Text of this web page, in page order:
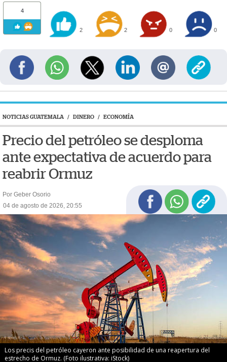
4
2 2 0 0
NOTICIAS GUATEMALA / DINERO / ECONOMÍA
Precio del petróleo se desploma
ante expectativa de acuerdo para
reabrir Ormuz
Por Geber Osorio
04 de agosto de 2026, 20:55
Los precis del petróleo cayeron ante posibilidad de una reapertura del
estrecho de Ormuz. (Foto ilustrativa: iStock)